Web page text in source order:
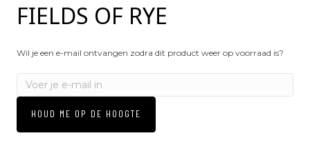
FIELDS OF RYE
Wil je een e-mail ontvangen zodra dit product weer op voorraad is?
HOUD ME OP DE HOOGTE